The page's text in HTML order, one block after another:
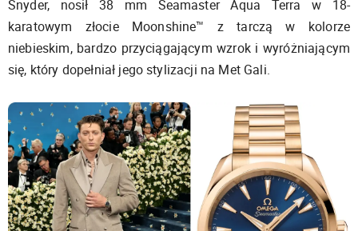
Snyder, nosił 38 mm Seamaster Aqua Terra w 18-
karatowym złocie Moonshine™ z tarczą w kolorze
niebieskim, bardzo przyciągającym wzrok i wyróżniającym
się, który dopełniał jego stylizacji na Met Gali.